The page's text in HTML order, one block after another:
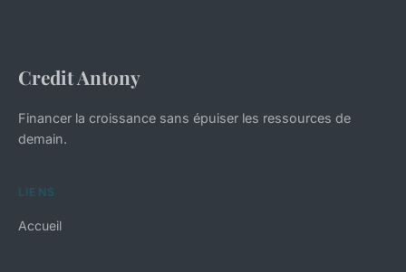
Credit Antony
Financer la croissance sans épuiser les ressources de
demain.
LIENS
Accueil